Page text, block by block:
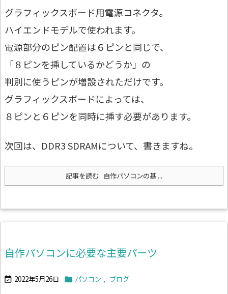
グラフィックスボード用電源コネクタ。
ハイエンドモデルで使われます。
電源部分のピン配置は６ピンと同じで、
「８ピンを挿しているかどうか」の
判別に使うピンが増設されただけです。
グラフィックスボードによっては、
８ピンと６ピンを同時に挿す必要があります。
次回は、DDR3 SDRAMについて、書きますね。
記事を読む 自作パソコンの基 ...
自作パソコンに必要な主要パーツ
 2022年5月26日  パソコン , ブログ